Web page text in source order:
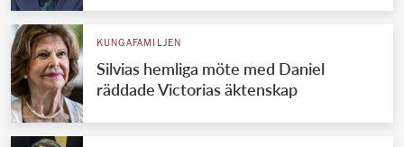
KUNGAFAMILJEN
Silvias hemliga möte med Daniel
räddade Victorias äktenskap